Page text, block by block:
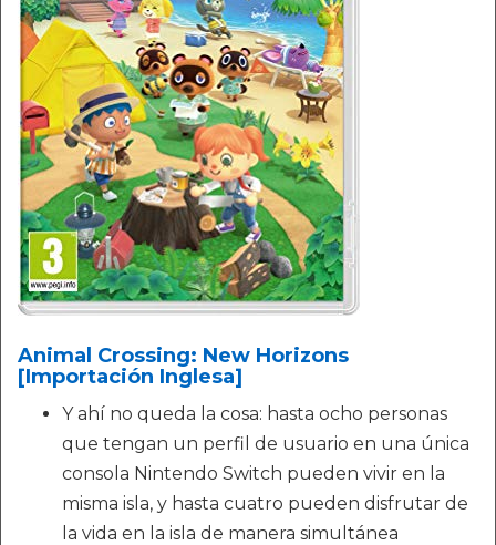
Animal Crossing: New Horizons
[Importación Inglesa]
Y ahí no queda la cosa: hasta ocho personas
que tengan un perfil de usuario en una única
consola Nintendo Switch pueden vivir en la
misma isla, y hasta cuatro pueden disfrutar de
la vida en la isla de manera simultánea